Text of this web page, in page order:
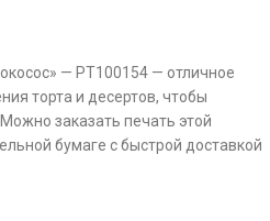
— PT100154 — отличное
торта и десертов, чтобы
заказать печать этой
бумаге с быстрой доставкой